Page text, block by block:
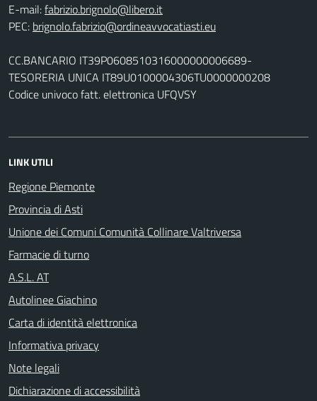
E-mail:
PEC:
CC.BANCARIO IT39P0608510316000000006689-
TESORERIA UNICA IT89U0100004306TU0000000208
Codice univoco fatt. elettronica UFQVSY
LINK UTILI
Regione Piemonte
Provincia di Asti
Unione dei Comuni Comunità Collinare Valtriversa
Farmacie di turno
A.S.L. AT
Autolinee Giachino
Carta di identità elettronica
Informativa privacy
Note legali
Dichiarazione di accessibilità